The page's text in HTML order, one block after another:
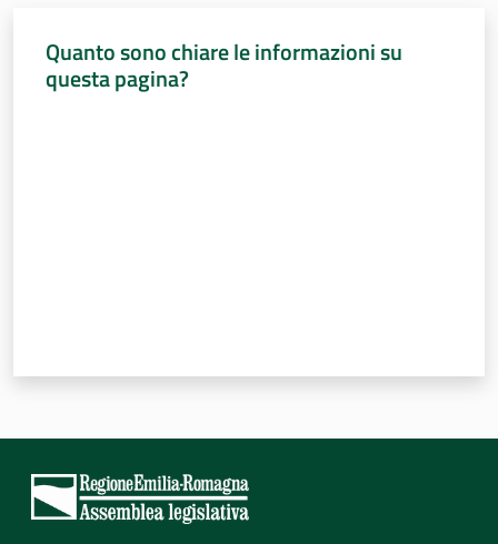
Quanto sono chiare le informazioni su
questa pagina?